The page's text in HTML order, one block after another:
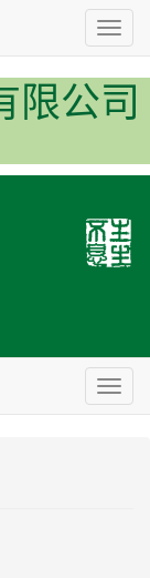
限公司
Nav1
Nav2